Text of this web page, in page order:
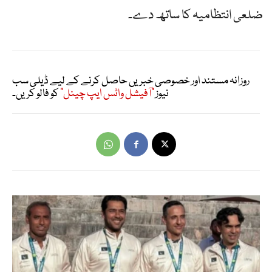
ضلعی انتظامیہ کا ساتھ دے۔
روزانہ مستند اور خصوصی خبریں حاصل کرنے کے لیے ڈیلی سب
نیوز"آفیشل واٹس ایپ چینل"کو فالو کریں۔